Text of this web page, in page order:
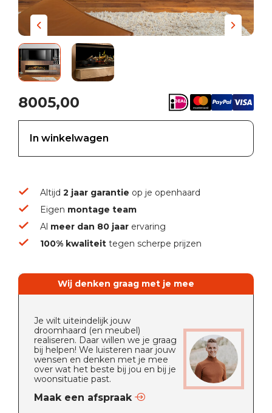
8005,00
In winkelwagen
Altijd 2 jaar garantie op je openhaard
Eigen montage team
Al meer dan 80 jaar ervaring
100% kwaliteit tegen scherpe prijzen
Wij denken graag met je mee
Je wilt uiteindelijk jouw
droomhaard (en meubel)
realiseren. Daar willen we je graag
bij helpen! We luisteren naar jouw
wensen en denken met je mee
over wat het beste bij jou en bij je
woonsituatie past.
Maak een afspraak